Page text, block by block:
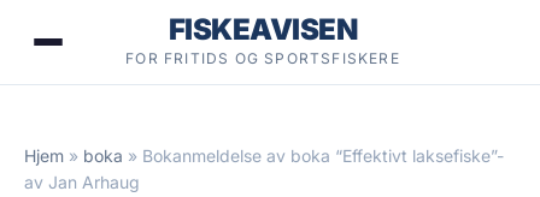
FISKEAVISEN
FOR FRITIDS OG SPORTSFISKERE
Hjem » boka » Bokanmeldelse av boka “Effektivt laksefiske”-
av Jan Arhaug